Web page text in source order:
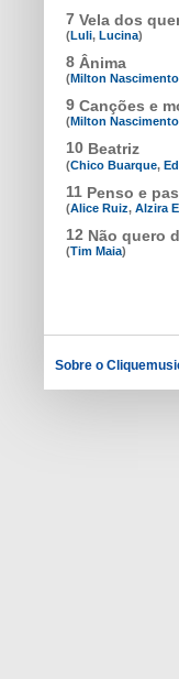
7 Vela dos
(Luli, Lucina)
8 Ânima
(Milton Nascimento
9 Canções e
(Milton Nascimento
10 Beatriz
(Chico Buarque,
11 Penso e
(Alice Ruiz, Alzira
12 Não quero
(Tim Maia)
Sobre o